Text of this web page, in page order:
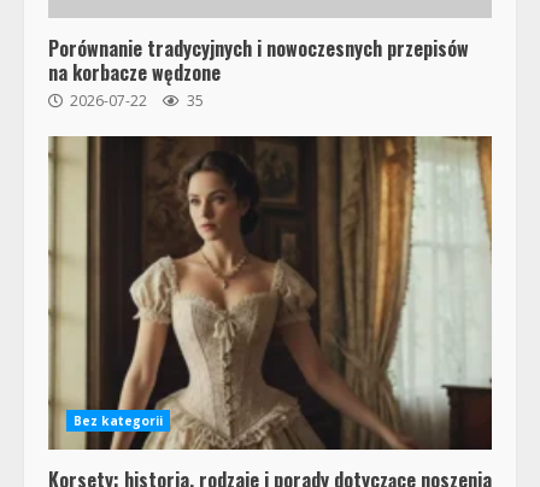
Porównanie tradycyjnych i nowoczesnych przepisów
na korbacze wędzone
2026-07-22 35
Bez kategorii
Korsety: historia, rodzaje i porady dotyczące noszenia